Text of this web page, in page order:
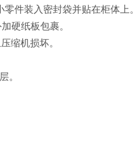
件装入密封袋并贴在柜体上。
硬纸板包裹。
缩机损坏。
。